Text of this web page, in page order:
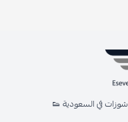
في السعودية 👟